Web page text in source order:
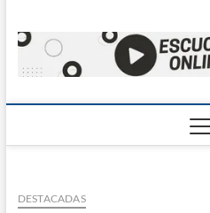
DESTACADAS